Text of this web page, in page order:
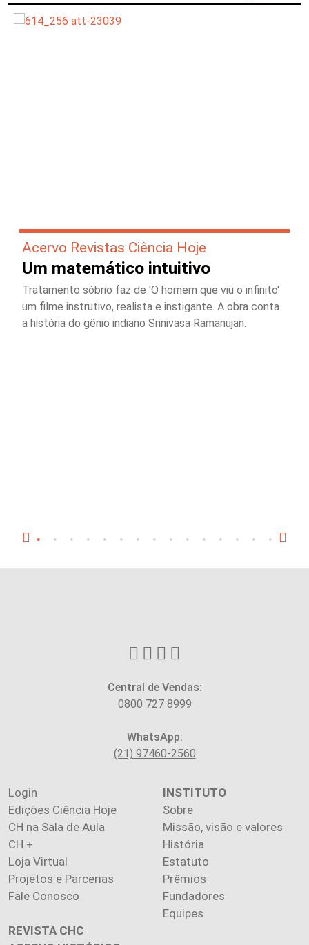
Acervo Revistas Ciência Hoje
Um matemático intuitivo
Tratamento sóbrio faz de 'O homem que viu o infinito'
um filme instrutivo, realista e instigante. A obra conta
a história do gênio indiano Srinivasa Ramanujan.
Central de Vendas:
0800 727 8999
WhatsApp:
(21) 97460-2560
Login
Edições Ciência Hoje
CH na Sala de Aula
CH +
Loja Virtual
Projetos e Parcerias
Fale Conosco
INSTITUTO
Sobre
Missão, visão e valores
História
Estatuto
Prêmios
Fundadores
Equipes
REVISTA CHC